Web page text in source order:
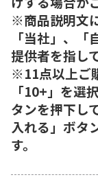
※商品説明文
「当社」、
提供者を指し
※11点以上ご
「10+」を選
タンを押下し
入れる」ボタ
す。